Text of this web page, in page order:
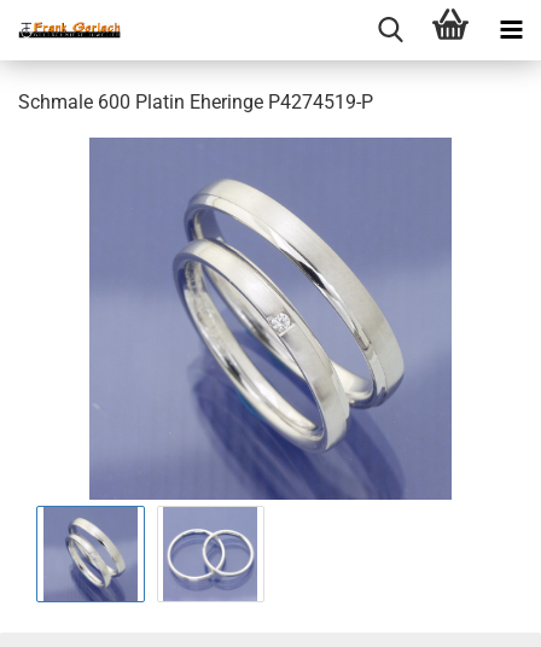
Schmale 600 Platin Eheringe P4274519-P